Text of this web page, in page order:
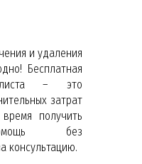
и удаления
Бесплатная
– это
затрат
получить
без
консультацию.